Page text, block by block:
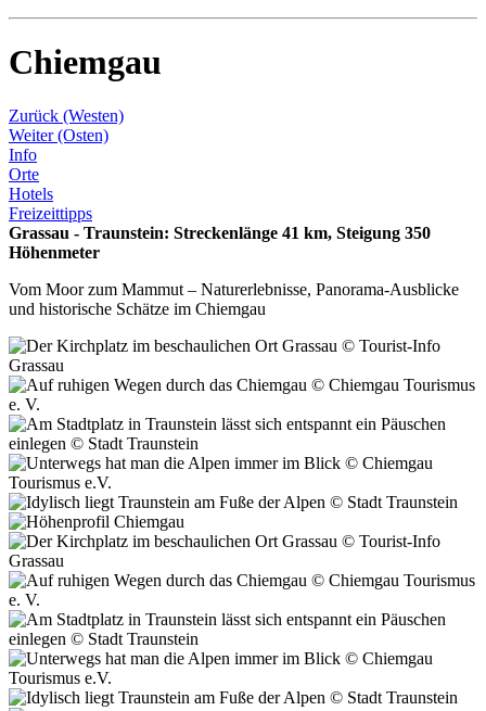
Chiemgau
Zurück (Westen)
Weiter (Osten)
Info
Orte
Hotels
Freizeittipps
Grassau - Traunstein: Streckenlänge 41 km, Steigung 350
Höhenmeter
Vom Moor zum Mammut – Naturerlebnisse, Panorama-Ausblicke
und historische Schätze im Chiemgau